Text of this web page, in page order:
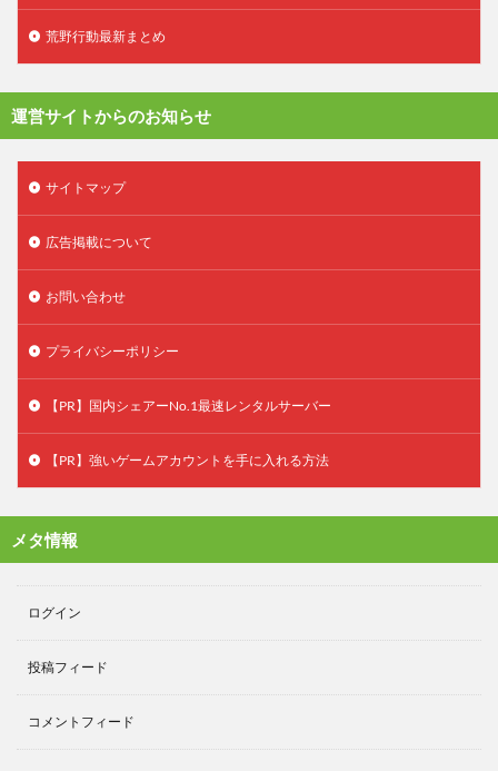
荒野行動最新まとめ
運営サイトからのお知らせ
サイトマップ
広告掲載について
お問い合わせ
プライバシーポリシー
【PR】国内シェアーNo.1最速レンタルサーバー
【PR】強いゲームアカウントを手に入れる方法
メタ情報
ログイン
投稿フィード
コメントフィード